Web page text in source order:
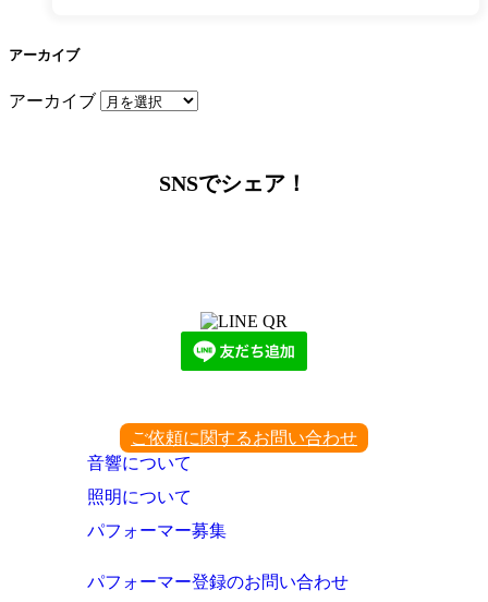
アーカイブ
アーカイブ
SNSでシェア！
ご依頼に関するお問い合わせ
音響について
照明について
パフォーマー募集
パフォーマー登録のお問い合わせ